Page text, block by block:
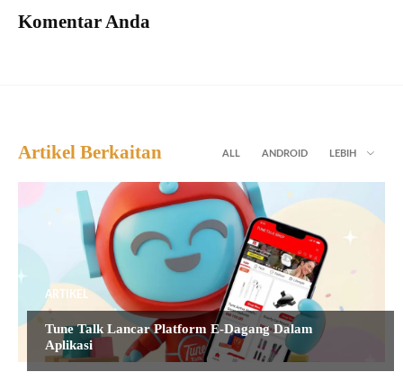
Komentar Anda
Artikel Berkaitan ALL ANDROID LEBIH
ARTIKEL
Tune Talk Lancar Platform E-Dagang Dalam
Aplikasi